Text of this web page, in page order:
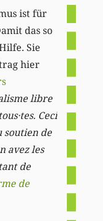
ist für
das so
Sie
hier
libre
Ceci
soutien de
avez les
de
de